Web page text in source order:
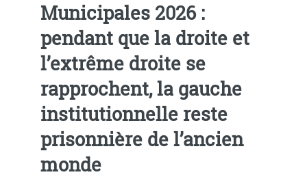
Municipales 2026 :
pendant que la droite et
l’extrême droite se
rapprochent, la gauche
institutionnelle reste
prisonnière de l’ancien
monde